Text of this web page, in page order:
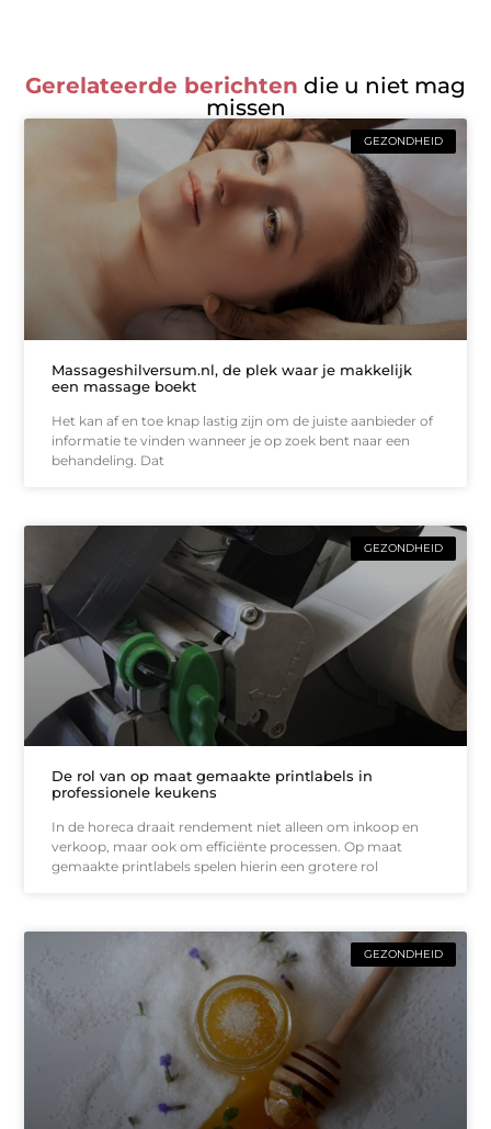
Gerelateerde berichten die u niet mag
missen
GEZONDHEID
Massageshilversum.nl, de plek waar je makkelijk
een massage boekt
Het kan af en toe knap lastig zijn om de juiste aanbieder of
informatie te vinden wanneer je op zoek bent naar een
behandeling. Dat
GEZONDHEID
De rol van op maat gemaakte printlabels in
professionele keukens
In de horeca draait rendement niet alleen om inkoop en
verkoop, maar ook om efficiënte processen. Op maat
gemaakte printlabels spelen hierin een grotere rol
GEZONDHEID